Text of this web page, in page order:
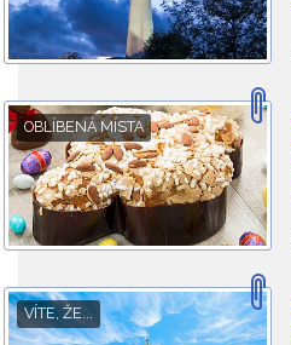
OBLÍBENÁ MÍSTA
VÍTE, ŽE...